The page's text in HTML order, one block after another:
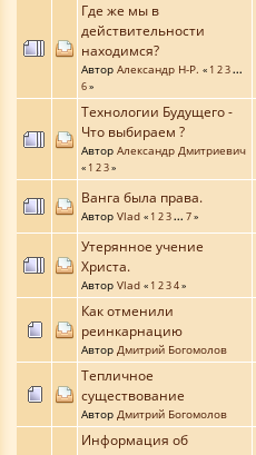
Где же мы в
действительности
находимся?
Автор Александр Н-Р. « 1 23...
6»
Технологии Будущего -
Что выбираем ?
Автор Александр Дмитриевич
« 1 23»
Ванга была права.
Автор Vlad « 1 23... 7»
Утерянное учение
Христа.
Автор Vlad « 1 234»
Как отменили
реинкарнацию
Автор Дмитрий Богомолов
Тепличное
существование
Автор Дмитрий Богомолов
Информация об